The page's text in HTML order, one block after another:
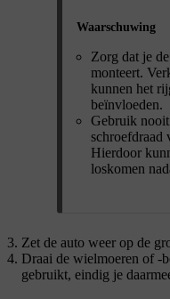
Waarschuwing
Zorg dat je
monteert.
kunnen het
beïnvloeden.
Gebruik
schroefdraad
Hierdoor
loskomen
Zet de auto weer op de
Draai de wielmoeren of -
gebruikt, eindig je